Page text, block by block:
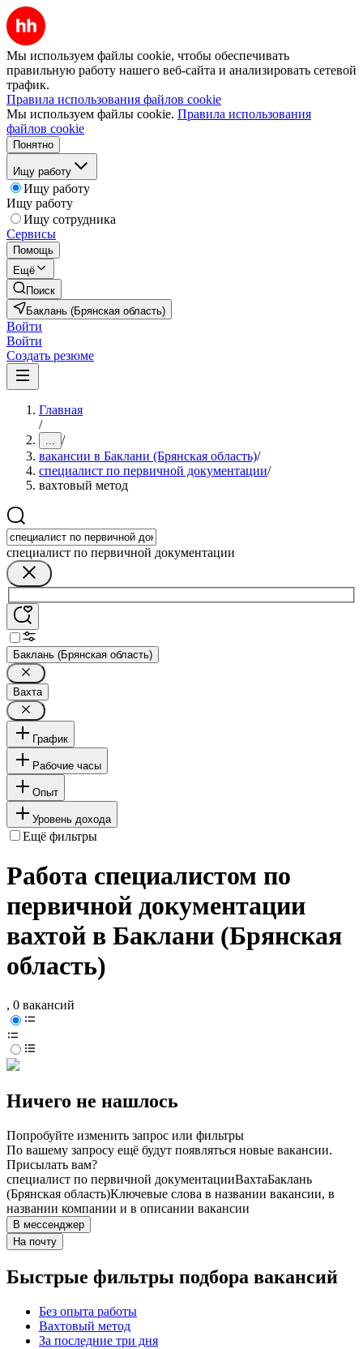
Мы используем файлы cookie, чтобы обеспечивать
правильную работу нашего веб-сайта и анализировать сетевой
трафик.
Правила использования файлов cookie
Мы используем файлы cookie. Правила использования
файлов cookie
Понятно
Ищу работу
Ищу работу
Ищу работу
Ищу сотрудника
Сервисы
Помощь
Ещё
Поиск
Баклань (Брянская область)
Войти
Войти
Создать резюме
Главная
/
... /
вакансии в Баклани (Брянская область)/
специалист по первичной документации/
вахтовый метод
специалист по первичной документации
Баклань (Брянская область)
Вахта
График
Рабочие часы
Опыт
Уровень дохода
Ещё фильтры
Работа специалистом по
первичной документации
вахтой в Баклани (Брянская
область)
, 0 вакансий
Ничего не нашлось
Попробуйте изменить запрос или фильтры
По вашему запросу ещё будут появляться новые вакансии.
Присылать вам?
специалист по первичной документацииВахтаБаклань
(Брянская область)Ключевые слова в названии вакансии, в
названии компании и в описании вакансии
В мессенджер
На почту
Быстрые фильтры подбора вакансий
Без опыта работы
Вахтовый метод
За последние три дня